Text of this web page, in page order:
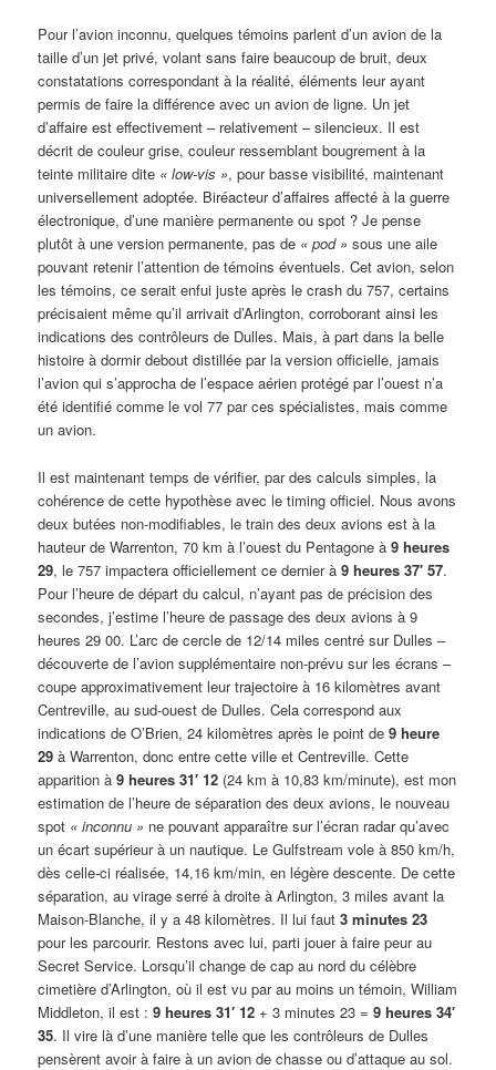
Pour l’avion inconnu, quelques témoins parlent d’un avion de la
taille d’un jet privé, volant sans faire beaucoup de bruit, deux
constatations correspondant à la réalité, éléments leur ayant
permis de faire la différence avec un avion de ligne. Un jet
d’affaire est effectivement – relativement – silencieux. Il est
décrit de couleur grise, couleur ressemblant bougrement à la
teinte militaire dite «low-vis », pour basse visibilité, maintenant
universellement adoptée. Biréacteur d’affaires affecté à la guerre
électronique, d’une manière permanente ou spot ? Je pense
plutôt à une version permanente, pas de «pod » sous une aile
pouvant retenir l’attention de témoins éventuels. Cet avion, selon
les témoins, ce serait enfui juste après le crash du 757, certains
précisaient même qu’il arrivait d’Arlington, corroborant ainsi les
indications des contrôleurs de Dulles. Mais, à part dans la belle
histoire à dormir debout distillée par la version officielle, jamais
l’avion qui s’approcha de l’espace aérien protégé par l’ouest n’a
été identifié comme le vol 77 par ces spécialistes, mais comme
un avion.
Il est maintenant temps de vérifier, par des calculs simples, la
cohérence de cette hypothèse avec le timing officiel. Nous avons
deux butées non-modifiables, le train des deux avions est à la
hauteur de Warrenton, 70 km à l’ouest du Pentagone à9 heures
29, le 757 impactera officiellement ce dernier à9 heures 37′ 57.
Pour l’heure de départ du calcul, n’ayant pas de précision des
secondes, j’estime l’heure de passage des deux avions à 9
heures 29 00. L’arc de cercle de 12/14 miles centré sur Dulles –
découverte de l’avion supplémentaire non-prévu sur les écrans –
coupe approximativement leur trajectoire à 16 kilomètres avant
Centreville, au sud-ouest de Dulles. Cela correspond aux
indications de O’Brien, 24 kilomètres après le point de9 heure
29 à Warrenton, donc entre cette ville et Centreville. Cette
apparition à9 heures 31′ 12 (24 km à 10,83 km/minute), est mon
estimation de l’heure de séparation des deux avions, le nouveau
spot « inconnu » ne pouvant apparaître sur l’écran radar qu’avec
un écart supérieur à un nautique. Le Gulfstream vole à 850 km/h,
dès celle-ci réalisée, 14,16 km/min, en légère descente. De cette
séparation, au virage serré à droite à Arlington, 3 miles avant la
Maison-Blanche, il y a 48 kilomètres. Il lui faut3 minutes 23
pour les parcourir. Restons avec lui, parti jouer à faire peur au
Secret Service. Lorsqu’il change de cap au nord du célèbre
cimetière d’Arlington, où il est vu par au moins un témoin, William
Middleton, il est :9 heures 31′ 12 + 3 minutes 23 =9 heures 34′
35. Il vire là d’une manière telle que les contrôleurs de Dulles
pensèrent avoir à faire à un avion de chasse ou d’attaque au sol.